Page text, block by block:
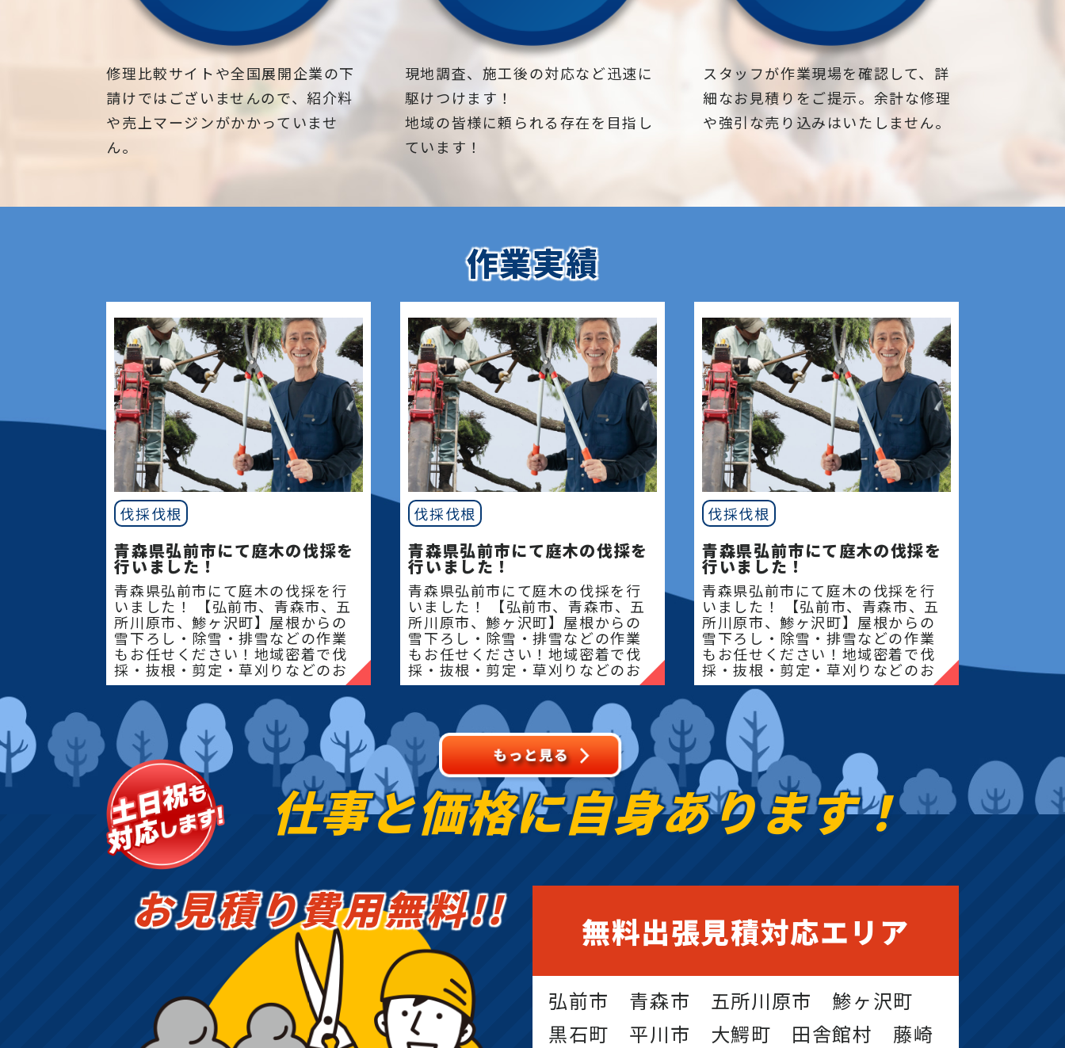
修理比較サイトや全国展開企業の下
請けではございませんので、紹介料
や売上マージンがかかっていませ
ん。
現地調査、施工後の対応など迅速に
駆けつけます！
地域の皆様に頼られる存在を目指し
ています！
スタッフが作業現場を確認して、詳
細なお見積りをご提示。余計な修理
や強引な売り込みはいたしません。
作業実績
伐採伐根
青森県弘前市にて庭木の伐採を
行いました！
青森県弘前市にて庭木の伐採を行
いました！ 【弘前市、青森市、五
所川原市、鯵ヶ沢町】屋根からの
雪下ろし・除雪・排雪などの作業
もお任せください！地域密着で伐
採・抜根・剪定・草刈りなどのお
庭のこと、造園・
伐採伐根
青森県弘前市にて庭木の伐採を
行いました！
青森県弘前市にて庭木の伐採を行
いました！ 【弘前市、青森市、五
所川原市、鯵ヶ沢町】屋根からの
雪下ろし・除雪・排雪などの作業
もお任せください！地域密着で伐
採・抜根・剪定・草刈りなどのお
庭のこと、造園・
伐採伐根
青森県弘前市にて庭木の伐採を
行いました！
青森県弘前市にて庭木の伐採を行
いました！ 【弘前市、青森市、五
所川原市、鯵ヶ沢町】屋根からの
雪下ろし・除雪・排雪などの作業
もお任せください！地域密着で伐
採・抜根・剪定・草刈りなどのお
庭のこと、造園・
仕事と価格に自身あります！
お見積り費用無料!! 無料出張見積対応エリア
弘前市 青森市 五所川原市 鯵ヶ沢町
黒石町 平川市 大鰐町 田舎館村 藤崎